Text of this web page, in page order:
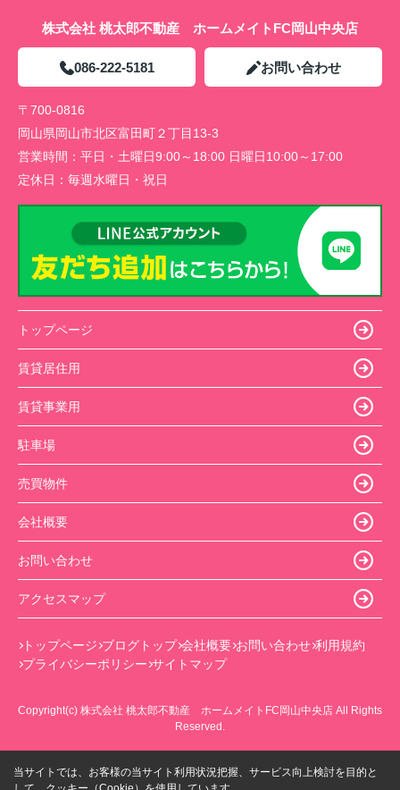
株式会社 桃太郎不動産 ホームメイトFC岡山中央店
086-222-5181 お問い合わせ
〒700-0816
岡山県岡山市北区富田町２丁目13-3
営業時間： 平日・土曜日9:00～18:00 日曜日10:00～17:00
定休日： 毎週水曜日・祝日
トップページ
賃貸居住用
賃貸事業用
駐車場
売買物件
会社概要
お問い合わせ
アクセスマップ
トップページ ブログトップ 会社概要 お問い合わせ 利用規約
プライバシーポリシー サイトマップ
Copyright(c) 株式会社 桃太郎不動産 ホームメイトFC岡山中央店 All Rights
Reserved.
当サイトでは、お客様の当サイト利用状況把握、サービス向上検討を目的と